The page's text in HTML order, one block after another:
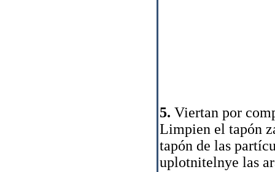
5. Viertan por
Limpien el tapón
tapón de las
uplotnitelnye las